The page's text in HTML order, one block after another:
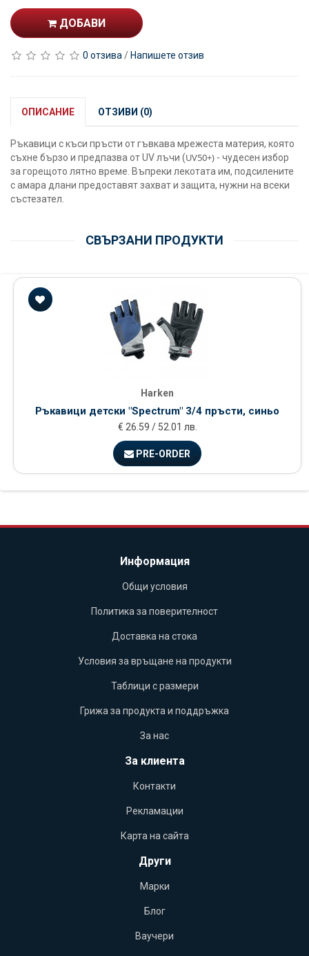
ДОБАВИ
0 отзива / Напишете отзив
ОПИСАНИЕ ОТЗИВИ (0)
Ръкавици с къси пръсти от гъвкава мрежеста материя, която
съхне бързо и предпазва от UV лъчи (UV50+) - чудесен избор
за горещото лятно време. Въпреки лекотата им, подсилените
с амара длани предоставят захват и защита, нужни на всеки
състезател.
СВЪРЗАНИ ПРОДУКТИ
Harken
Ръкавици детски "Spectrum" 3/4 пръсти, синьо
€ 26.59 / 52.01 лв.
PRE-ORDER
Информация
Общи условия
Политика за поверителност
Доставка на стока
Условия за връщане на продукти
Таблици с размери
Грижа за продукта и поддръжка
За нас
За клиента
Контакти
Рекламации
Карта на сайта
Други
Марки
Блог
Ваучери